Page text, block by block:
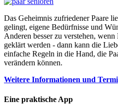
Das Geheimnis zufriedener Paare
gelingt, eigene Bedürfnisse und
Anderen besser zu verstehen,
geklärt werden - dann kann die
einfache Regeln in die Hand, die
verändern können.
Weitere Informationen und
Eine praktische App